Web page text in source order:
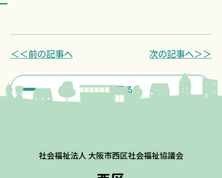
＜＜前の記事へ
一覧に戻る
次の記事へ＞＞
社会福祉法人 大阪市西区社会福祉協議会